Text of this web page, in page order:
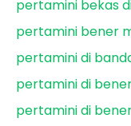
pertamini bekas
pertamini bener
pertamini di
pertamini di
pertamini di